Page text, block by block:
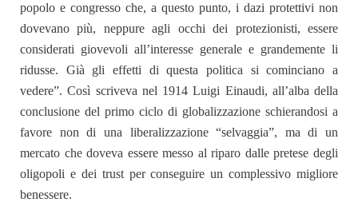
popolo e congresso che, a questo punto, i dazi protettivi non
dovevano più, neppure agli occhi dei protezionisti, essere
considerati giovevoli all’interesse generale e grandemente li
ridusse. Già gli effetti di questa politica si cominciano a
vedere”. Così scriveva nel 1914 Luigi Einaudi, all’alba della
conclusione del primo ciclo di globalizzazione schierandosi a
favore non di una liberalizzazione “selvaggia”, ma di un
mercato che doveva essere messo al riparo dalle pretese degli
oligopoli e dei trust per conseguire un complessivo migliore
benessere.